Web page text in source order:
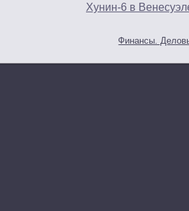
Хунин-6 в
Финансы.